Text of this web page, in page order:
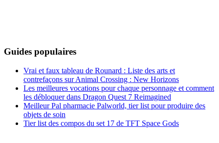
Guides populaires
Vrai et faux tableau de Rounard : Liste des arts et
contrefaçons sur Animal Crossing : New Horizons
Les meilleures vocations pour chaque personnage et comment
les débloquer dans Dragon Quest 7 Reimagined
Meilleur Pal pharmacie Palworld, tier list pour produire des
objets de soin
Tier list des compos du set 17 de TFT Space Gods